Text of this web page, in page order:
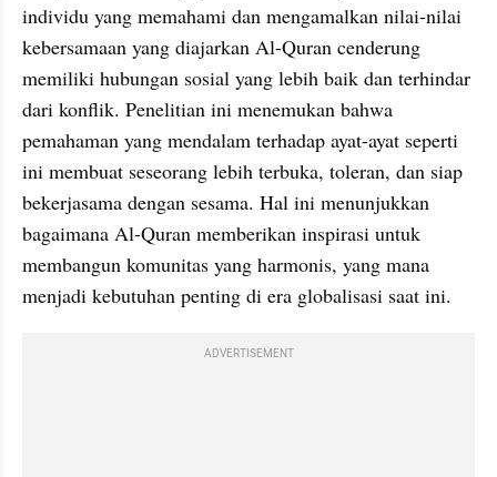
individu yang memahami dan mengamalkan nilai-nilai
kebersamaan yang diajarkan Al-Quran cenderung
memiliki hubungan sosial yang lebih baik dan terhindar
dari konflik. Penelitian ini menemukan bahwa
pemahaman yang mendalam terhadap ayat-ayat seperti
ini membuat seseorang lebih terbuka, toleran, dan siap
bekerjasama dengan sesama. Hal ini menunjukkan
bagaimana Al-Quran memberikan inspirasi untuk
membangun komunitas yang harmonis, yang mana
menjadi kebutuhan penting di era globalisasi saat ini.
ADVERTISEMENT